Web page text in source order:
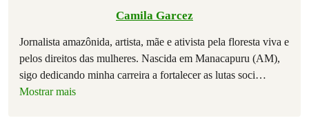
Camila Garcez
Jornalista amazônida, artista, mãe e ativista pela floresta viva e
pelos direitos das mulheres. Nascida em Manacapuru (AM),
sigo dedicando minha carreira a fortalecer as lutas soci…
Mostrar mais